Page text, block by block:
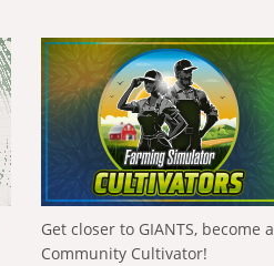
Get closer to GIANTS, become a
Community Cultivator!